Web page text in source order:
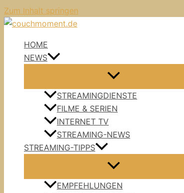
Zum Inhalt springen
HOME
NEWS
STREAMINGDIENSTE
FILME & SERIEN
INTERNET TV
STREAMING-NEWS
STREAMING-TIPPS
EMPFEHLUNGEN